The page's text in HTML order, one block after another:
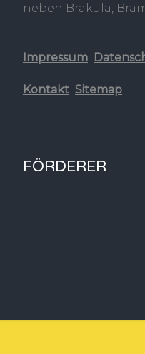
neben Brakula,
Impressum
Kontakt Sitemap
FÖRDERER